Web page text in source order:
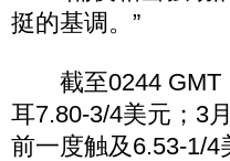
挺的基调。”
截至0244 GMT
耳7.80-3/4美元；3
前一度触及6.53-1/